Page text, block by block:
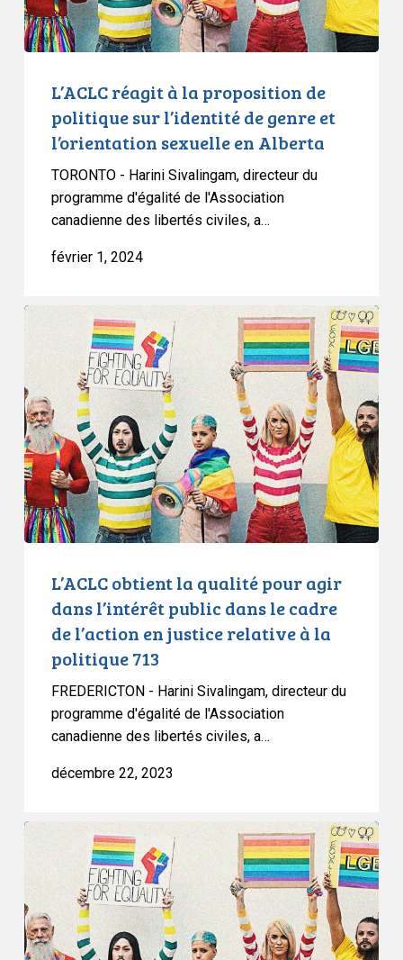
l’identité
de
genre
l’orientation
sexuelle
Alberta
L’ACLC réagit à la proposition de
politique sur l’identité de genre et
l’orientation sexuelle en Alberta
TORONTO - Harini Sivalingam, directeur du
programme d'égalité de l'Association
canadienne des libertés civiles, a…
février 1, 2024
L’ACLC
qualité
pour
agir
dans
l’intérêt
public
dans
l’action
justice
relative
L’ACLC obtient la qualité pour agir
dans l’intérêt public dans le cadre
de l’action en justice relative à la
politique 713
FREDERICTON - Harini Sivalingam, directeur du
programme d'égalité de l'Association
canadienne des libertés civiles, a…
décembre 22, 2023
au
projet
de